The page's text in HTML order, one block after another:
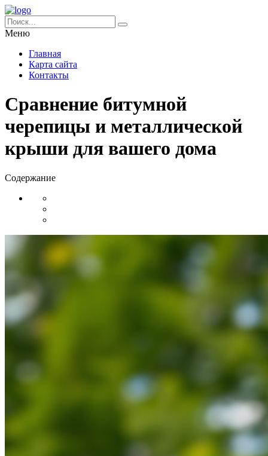
Меню
Главная
Карта сайта
Контакты
Сравнение битумной
черепицы и металлической
крыши для вашего дома
Содержание